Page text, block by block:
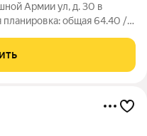
Армии ул, д. 30 в
общая 64.40 /
хорошем состоянии.